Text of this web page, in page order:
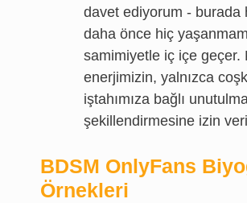
davet ediyorum - burada
daha önce hiç
samimiyetle iç içe geçer.
enerjimizin, yalnızca
iştahımıza bağlı
şekillendirmesine izin
BDSM OnlyFans
Örnekleri